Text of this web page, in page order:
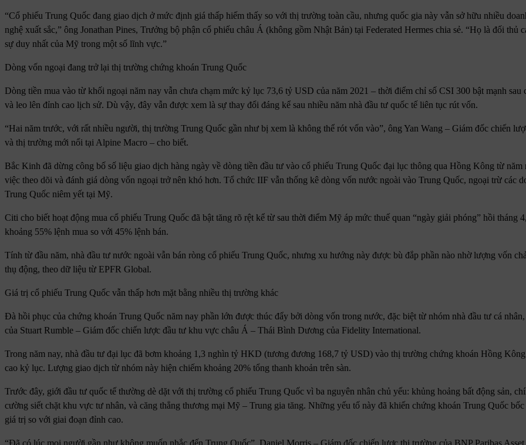
“Cổ phiếu Trung Quốc đang giao dịch ở mức định giá thấp hiếm thấy so với thị trường toàn cầu, nhưng quốc gia này vẫn sở hữu nhiều
nghệ xuất sắc,” ông Jonathan Pines, Trưởng bộ phận cổ phiếu châu Á (không gồm Nhật Bản) tại Federated Hermes chia sẻ. “Họ là đối thủ
sự duy nhất của Mỹ trong một số lĩnh vực.”
Dòng vốn ngoại đang trở lại thị trường chứng khoán Trung Quốc
Dòng tiền mua vào từ khối ngoại năm nay vẫn chưa chạm mức kỷ lục 73,6 tỷ USD của năm 2021 – thời điểm chỉ số CSI 300 bật mạnh sau
và leo lên đỉnh cao lịch sử. Dù vậy, đây vẫn được xem là sự thay đổi đáng kể sau nhiều năm nhà đầu tư quốc tế liên tục rút vốn.
“Hai năm trước, với rất nhiều người, thị trường Trung Quốc gần như bị xem là không thể rót vốn vào”, ông Yan Wang – Giám đốc chiến
và thị trường mới nổi tại Alpine Macro – cho biết.
Bắc Kinh đã dừng công bố số liệu giao dịch hàng ngày về dòng tiền đầu tư vào cổ phiếu Trung Quốc đại lục thông qua Hồng Kông từ năm
việc theo dõi và đánh giá dòng vốn ngoại trở nên khó hơn. Tổ chức IIF vẫn thống kê dòng vốn nước ngoài vào Trung Quốc, ngoại trừ các
Trung Quốc niêm yết tại Mỹ.
Citi cho biết hoạt động mua cổ phiếu Trung Quốc đã bật tăng rõ rệt kể từ sau thời điểm Mỹ áp mức thuế quan “ngày giải phóng” hồi tháng
khoảng 55% lệnh mua so với 45% lệnh bán.
Tính từ đầu năm, nhà đầu tư nước ngoài vẫn bán ròng cổ phiếu Trung Quốc, nhưng xu hướng này được bù đắp phần nào nhờ lượng vốn
thụ động, theo dữ liệu từ EPFR Global.
Giá trị cổ phiếu Trung Quốc vẫn thấp hơn mặt bằng nhiều thị trường khác
Đà hồi phục của chứng khoán Trung Quốc năm nay phần lớn được thúc đẩy bởi dòng vốn trong nước, đặc biệt từ nhóm nhà đầu tư cá nhân,
của Stuart Rumble – Giám đốc chiến lược đầu tư khu vực châu Á – Thái Bình Dương của Fidelity International.
Trong năm nay, nhà đầu tư đại lục đã bơm khoảng 1,3 nghìn tỷ HKD (tương đương 168,7 tỷ USD) vào thị trường chứng khoán Hồng
cao kỷ lục. Lượng giao dịch từ nhóm này hiện chiếm khoảng 20% tổng thanh khoản trên sàn.
Trước đây, giới đầu tư quốc tế thường dè dặt với thị trường cổ phiếu Trung Quốc vì ba nguyên nhân chủ yếu: khủng hoảng bất động sản,
cường siết chặt khu vực tư nhân, và căng thẳng thương mại Mỹ – Trung gia tăng. Những yếu tố này đã khiến chứng khoán Trung Quốc
giá trị so với giai đoạn đỉnh cao.